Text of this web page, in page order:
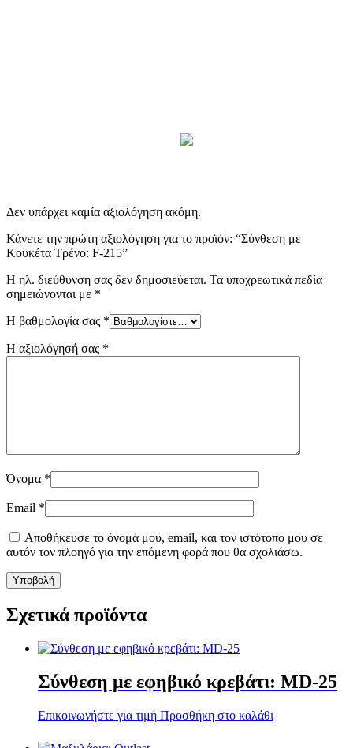
Δεν υπάρχει καμία αξιολόγηση ακόμη.
Κάνετε την πρώτη αξιολόγηση για το προϊόν: “Σύνθεση με
Κουκέτα Τρένο: F-215”
Η ηλ. διεύθυνση σας δεν δημοσιεύεται. Τα υποχρεωτικά πεδία
σημειώνονται με *
Η βαθμολογία σας *
Η αξιολόγησή σας *
Όνομα *
Email *
Αποθήκευσε το όνομά μου, email, και τον ιστότοπο μου σε
αυτόν τον πλοηγό για την επόμενη φορά που θα σχολιάσω.
Σχετικά προϊόντα
Σύνθεση με εφηβικό κρεβάτι: MD-25
Επικοινωνήστε για τιμή Προσθήκη στο καλάθι